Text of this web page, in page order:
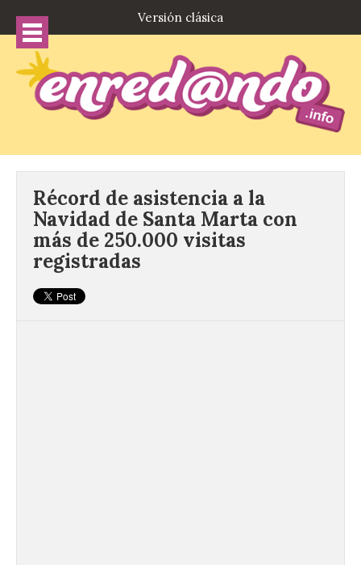
Versión clásica
Récord de asistencia a la
Navidad de Santa Marta con
más de 250.000 visitas
registradas